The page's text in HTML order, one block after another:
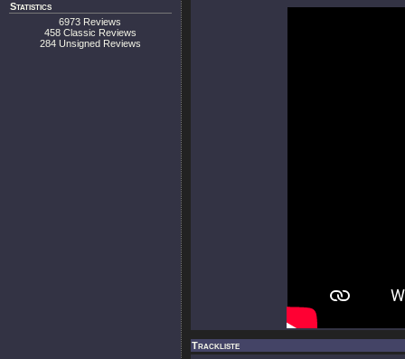
Statistics
6973 Reviews
458 Classic Reviews
284 Unsigned Reviews
Trackliste